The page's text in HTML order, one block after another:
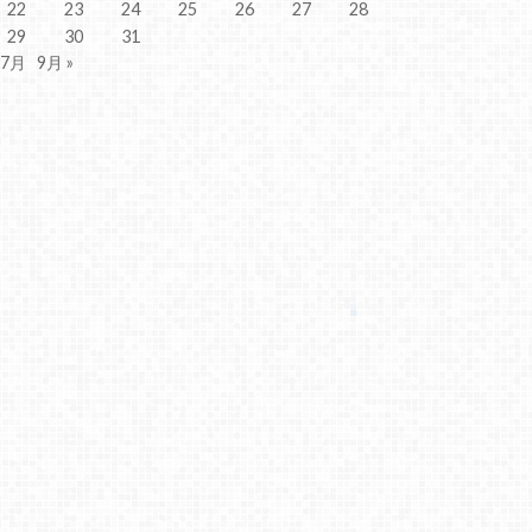
22 23 24 25 26 27
28
29
30
31
月
9月 »